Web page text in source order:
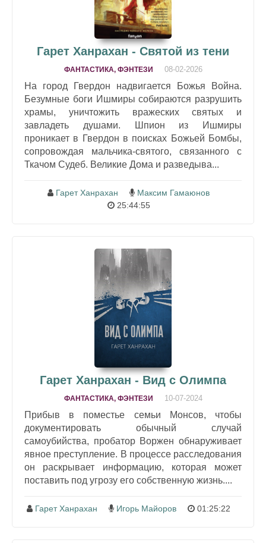
Гарет Ханрахан - Святой из тени
ФАНТАСТИКА, ФЭНТЕЗИ 08-02-2026
На город Гвердон надвигается Божья Война.
Безумные боги Ишмиры собираются разрушить
храмы, уничтожить вражеских святых и
завладеть душами. Шпион из Ишмиры
проникает в Гвердон в поисках Божьей Бомбы,
сопровождая мальчика-святого, связанного с
Ткачом Судеб. Великие Дома и разведыва...
Гарет Ханрахан
Максим Гамаюнов
25:44:55
Гарет Ханрахан - Вид с Олимпа
ФАНТАСТИКА, ФЭНТЕЗИ 10-07-2024
Прибыв в поместье семьи Монсов, чтобы
документировать обычный случай
самоубийства, пробатор Воржен обнаруживает
явное преступление. В процессе расследования
он раскрывает информацию, которая может
поставить под угрозу его собственную жизнь....
Гарет Ханрахан Игорь Майоров 01:25:22